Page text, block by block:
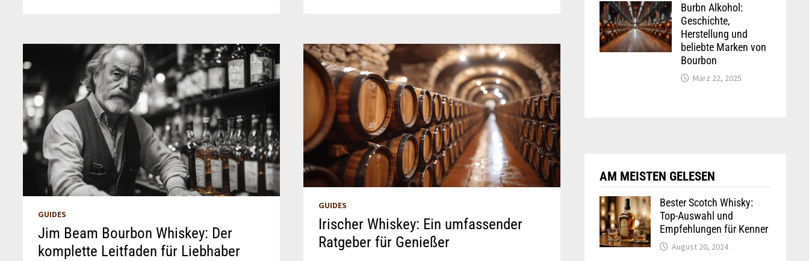
GUIDES
Jim Beam Bourbon Whiskey: Der
komplette Leitfaden für Liebhaber
GUIDES
Irischer Whiskey: Ein umfassender
Ratgeber für Genießer
Burbn Alkohol:
Geschichte,
Herstellung und
beliebte Marken von
Bourbon
März 22, 2025
AM MEISTEN GELESEN
Bester Scotch Whisky:
Top-Auswahl und
Empfehlungen für Kenner
August 20, 2024